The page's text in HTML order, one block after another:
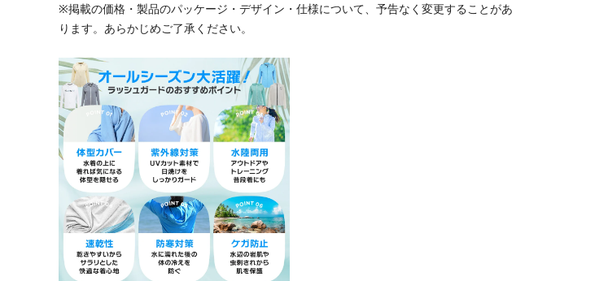
※掲載の価格・製品のパッケージ・デザイン・仕様について、予告なく変更することがあ
ります。あらかじめご了承ください。